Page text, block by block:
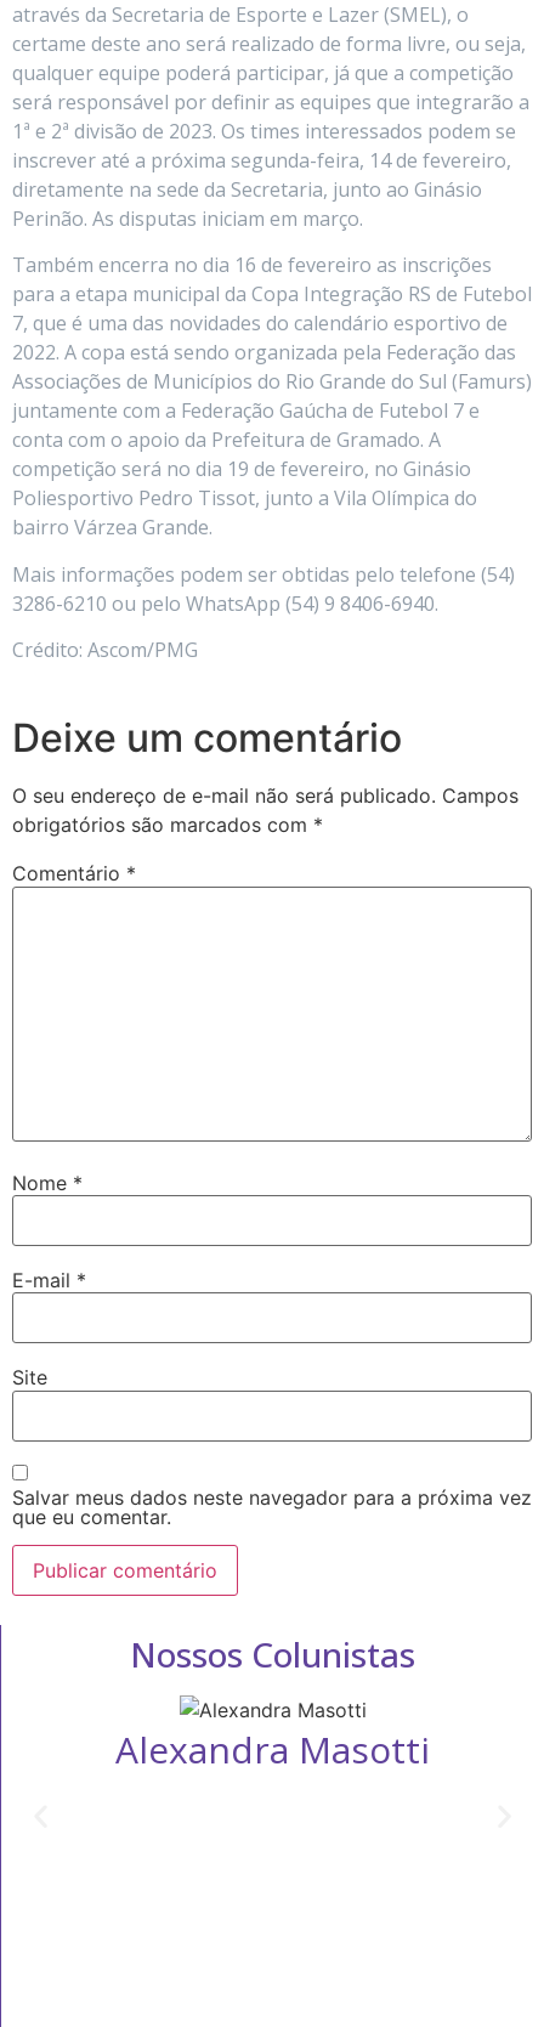
através da Secretaria de Esporte e Lazer (SMEL), o
certame deste ano será realizado de forma livre, ou seja,
qualquer equipe poderá participar, já que a competição
será responsável por definir as equipes que integrarão a
1ª e 2ª divisão de 2023. Os times interessados podem se
inscrever até a próxima segunda-feira, 14 de fevereiro,
diretamente na sede da Secretaria, junto ao Ginásio
Perinão. As disputas iniciam em março.
Também encerra no dia 16 de fevereiro as inscrições
para a etapa municipal da Copa Integração RS de Futebol
7, que é uma das novidades do calendário esportivo de
2022. A copa está sendo organizada pela Federação das
Associações de Municípios do Rio Grande do Sul (Famurs)
juntamente com a Federação Gaúcha de Futebol 7 e
conta com o apoio da Prefeitura de Gramado. A
competição será no dia 19 de fevereiro, no Ginásio
Poliesportivo Pedro Tissot, junto a Vila Olímpica do
bairro Várzea Grande.
Mais informações podem ser obtidas pelo telefone (54)
3286-6210 ou pelo WhatsApp (54) 9 8406-6940.
Crédito: Ascom/PMG
Deixe um comentário
O seu endereço de e-mail não será publicado. Campos
obrigatórios são marcados com *
Comentário *
Nome *
E-mail *
Site
Salvar meus dados neste navegador para a próxima vez
que eu comentar.
Nossos Colunistas
Alexandra Masotti